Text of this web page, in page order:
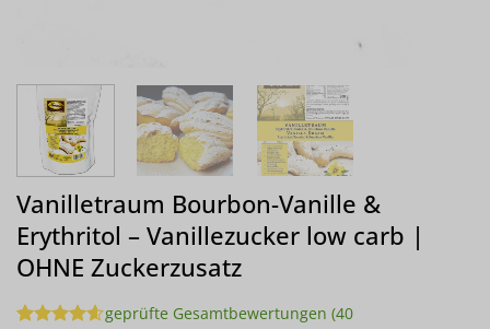
Vanilletraum Bourbon-Vanille &
Erythritol – Vanillezucker low carb |
OHNE Zuckerzusatz
geprüfte Gesamtbewertungen (40